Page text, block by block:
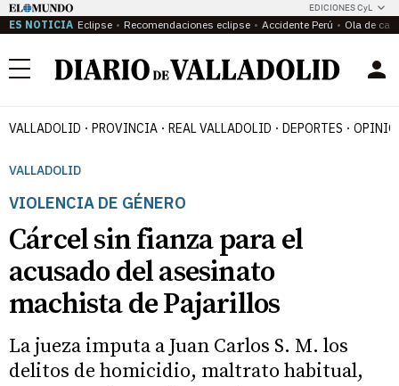
EDICIONES CyL
ES NOTICIA Eclipse Recomendaciones eclipse Accidente Perú Ola de
Menú
VALLADOLID PROVINCIA REAL VALLADOLID DEPORTES
VALLADOLID
VIOLENCIA DE GÉNERO
Cárcel sin fianza para el
acusado del asesinato
machista de Pajarillos
La jueza imputa a Juan Carlos S. M. los
delitos de homicidio, maltrato habitual,